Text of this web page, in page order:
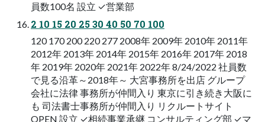
員数100名 設立 ✓営業部
2 10 15 20 25 30 40 50 70 100
120 170 200 220 277 2008年 2009年 2010年 2011年
2012年 2013年 2014年 2015年 2016年 2017年 2018
年 2019年 2020年 2021年 2022年 8/24/2022 社員数
で見る沿革～2018年～ 大宮事務所を出店 グループ
会社に法律 事務所が仲間入り 東京に引き続き大阪に
も 司法書士事務所が仲間入り リクルートサイト
OPEN 設立 ✓相続事業承継 コンサルティング部 ✓マ